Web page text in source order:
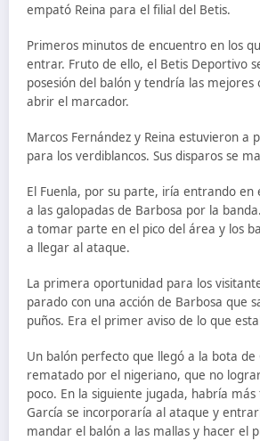
empató Reina para el filial del Betis.
Primeros minutos de encuentro en los
entrar. Fruto de ello, el Betis Deportivo
posesión del balón y tendría las mejores
abrir el marcador.
Marcos Fernández y Reina estuvieron a
para los verdiblancos. Sus disparos se
El Fuenla, por su parte, iría entrando en
a las galopadas de Barbosa por la
a tomar parte en el pico del área y los
a llegar al ataque.
La primera oportunidad para los
parado con una acción de Barbosa que
puños. Era el primer aviso de lo que
Un balón perfecto que llegó a la bota de
rematado por el nigeriano, que no
poco. En la siguiente jugada, habría
García se incorporaría al ataque y
mandar el balón a las mallas y hacer el